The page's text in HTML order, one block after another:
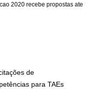
2020 recebe propostas ate
de
para TAEs